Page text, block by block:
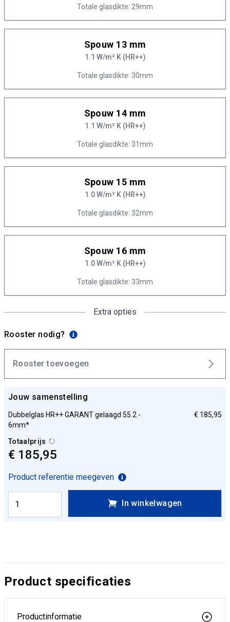
Totale glasdikte: 29mm
Spouw 13 mm
1.1 W/m² K (HR++)
Totale glasdikte: 30mm
Spouw 14 mm
1.1 W/m² K (HR++)
Totale glasdikte: 31mm
Spouw 15 mm
1.0 W/m² K (HR++)
Totale glasdikte: 32mm
Spouw 16 mm
1.0 W/m² K (HR++)
Totale glasdikte: 33mm
Extra opties
Rooster nodig?
Rooster toevoegen
Jouw samenstelling
Dubbelglas HR++ GARANT gelaagd 55.2 -
6mm*
€ 185,95
Totaalprijs
€ 185,95
Product referentie meegeven
In winkelwagen
Product specificaties
Productinformatie